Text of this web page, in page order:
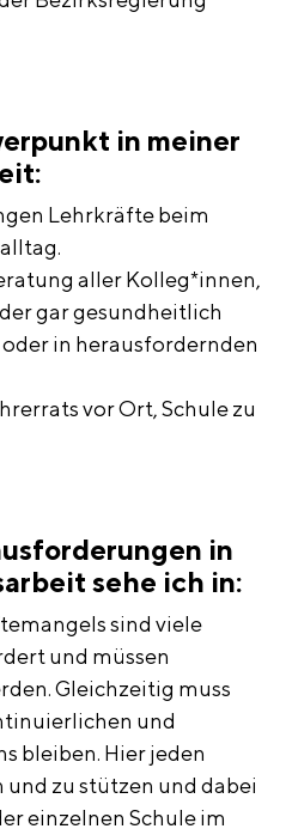
in meiner
Lehrkräfte beim
aller Kolleg*innen,
gar gesundheitlich
in herausfordernden
vor Ort, Schule zu
in
sehe ich in:
sind viele
und müssen
Gleichzeitig muss
und
bleiben. Hier jeden
zu stützen und dabei
einzelnen Schule im